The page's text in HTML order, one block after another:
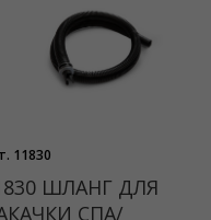
11830
ШЛАНГ ДЛЯ
СПА/